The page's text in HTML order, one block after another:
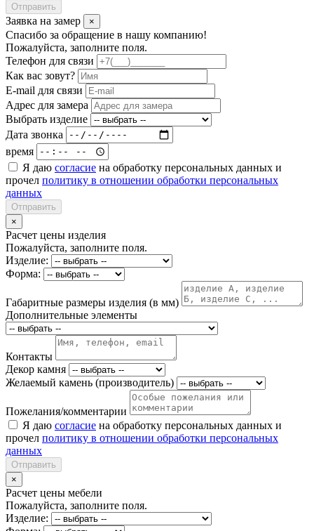
Отправить
Заявка на замер ×
Спасибо за обращение в нашу компанию!
Пожалуйста, заполните поля.
Телефон для связи
Как вас зовут?
E-mail для связи
Адрес для замера
Выбрать изделие
Дата звонка
время
Я даю согласие на обработку персональных данных и
прочел политику в отношении обработки персональных
данных
Отправить
×
Расчет цены изделия
Пожалуйста, заполните поля.
Изделие:
Форма:
Габаритные размеры изделия (в мм)
Дополнительные элементы
Контакты
Декор камня
Желаемый камень (производитель)
Пожелания/комментарии
Я даю согласие на обработку персональных данных и
прочел политику в отношении обработки персональных
данных
Отправить
×
Расчет цены мебели
Пожалуйста, заполните поля.
Изделие: